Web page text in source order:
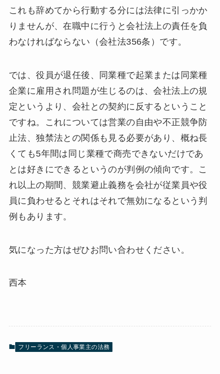
これも辞めてから行動する分には法律に引っかか
りませんが、在職中に行うと会社法上の責任を負
わなければならない（会社法356条）です。
では、役員が退任後、同業種で起業または同業種
企業に雇用され問題が生じるのは、会社法上の規
定というより、会社との契約に反するということ
ですね。これについては営業の自由や不正競争防
止法、独禁法との関係も見る必要があり、概ね長
くても5年間は同じ業種で商売できないだけであ
とは好きにできるというのが判例の傾向です。こ
れ以上の期間、競業避止義務を会社が従業員や役
員に負わせるとそれはそれで無効になるという判
例もあります。
気になった方はぜひお問い合わせください。
西本
フリーランス・個人事業主の法務